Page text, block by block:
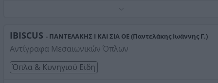
IBISCUS - ΠΑΝΤΕΛΑΚΗΣ Ι ΚΑΙ ΣΙΑ ΟΕ (Παντελάκης Ιωάννης Γ.)
Αντίγραφα Μεσαιωνικών Όπλων
Όπλα & Κυνηγιού Είδη